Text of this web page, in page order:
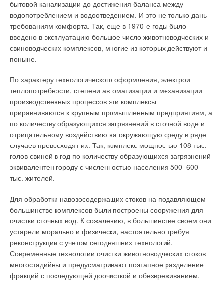
бытовой канализации до достижения баланса между
водопотреблением и водоотведением. И это не только дань
требованиям комфорта. Так, еще в 1970-е годы было
введено в эксплуатацию большое число животноводческих и
свиноводческих комплексов, многие из которых действуют и
поныне.
По характеру технологического оформления, электрои
теплопотребности, степени автоматизации и механизации
производственных процессов эти комплексы
приравниваются к крупным промышленным предприятиям, а
по количеству образующихся загрязнений в сточной воде и
отрицательному воздействию на окружающую среду в ряде
случаев превосходят их. Так, комплекс мощностью 108 тыс.
голов свиней в год по количеству образующихся загрязнений
эквивалентен городу с численностью населения 500–600
тыс. жителей.
Для обработки навозосодержащих стоков на подавляющем
большинстве комплексов были построены сооружения для
очистки сточных вод. К сожалению, в большинстве своем они
устарели морально и физически, настоятельно требуя
реконструкции с учетом сегодняшних технологий.
Современные технологии очистки животноводческих стоков
многостадийны и предусматривают поэтапное разделение
фракций с последующей доочисткой и обезвреживанием.
заметить, что ряд исследователей отмечают, что
озонирование может быть полезным и на ранних стадиях
очистки, еще на этапе введения флоккулирующих агентов.
Так, введение озона на начальной стадии обработки
позволяет за счет обесцвечивания на 30–60 % от исходной
последующих стадиях обработки дозу коагулянта (обычно,
сульфата алюминия) на 15–25 %. Совместная обработка
озоном и УФ в несколько раз увеличивают скорость реакции
окисления нефтепродуктов, фенолов, гуминовых кислот и
т.д. [2].
Тем не менее, опыт свидетельствует, что полностью
отказываться от хлорирования и переходить только на
обработку О3 не следует, т.к. предварительные испытания
таких установок показали, что в теплое время года, когда
°C, озонирование не позволяет достигнуть заданных
микробиологических показателей [3]. Применение УФ-
излучения вне комплекса прочих мер по обеззараживанию
не всегда обеспечивает требуемый результат, поскольку ряд
простейших микроорганизмов к нему индифферентны.
Сравнительно недавно появились установки
обеззараживания, основанные на бактерицидном действии
нескольких десятков кг/ч, работающие на газе, различных
видах жидкого топлива или электричестве. Подобные
агрегаты есть в ассортименте компаний Viessmann, Buderus,
Ferroli, «Интех» (Clayton) и др.
Производительность электрических парогенераторов редко
превышает несколько сотен кг/ч. В более мощных паровых
установках электричество используется крайне редко. Для
таких производств, где потребность в технологическом паре
не очень велика (порядка 300 кг пара/ч) и имеется
возможность использовать электроэнергию для генерации
пара, самым оптимальным решением проблемы
пароснабжения становится приобретение
электропарогенераторов.
Как и другие электрические тепловые приборы,
парогенераторы имеют следующие основные достоинства:
они дешевле, чем парогенераторы, работающие на жидком
топливе или газе, экологически чище и обладают меньшими
габаритами и массой. Электрические парогенераторы проще
установить (обычно, электропарогенераторы поставляются в
виде модулей полно заводской готовности), эксплуатировать
и, как правило, их не надо регистрировать в органах
«Kотлонадзора».